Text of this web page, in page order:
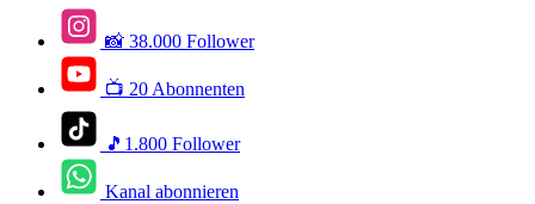
📸 38.000 Follower
📺 20 Abonnenten
🎵1.800 Follower
Kanal abonnieren